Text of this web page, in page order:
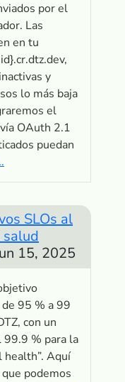
por el
Las
en tu
y
lo más baja
el
OAuth 2.1
puedan
SLOs al
15, 2025
95 % a 99
con un
% para la
health”. Aquí
podemos